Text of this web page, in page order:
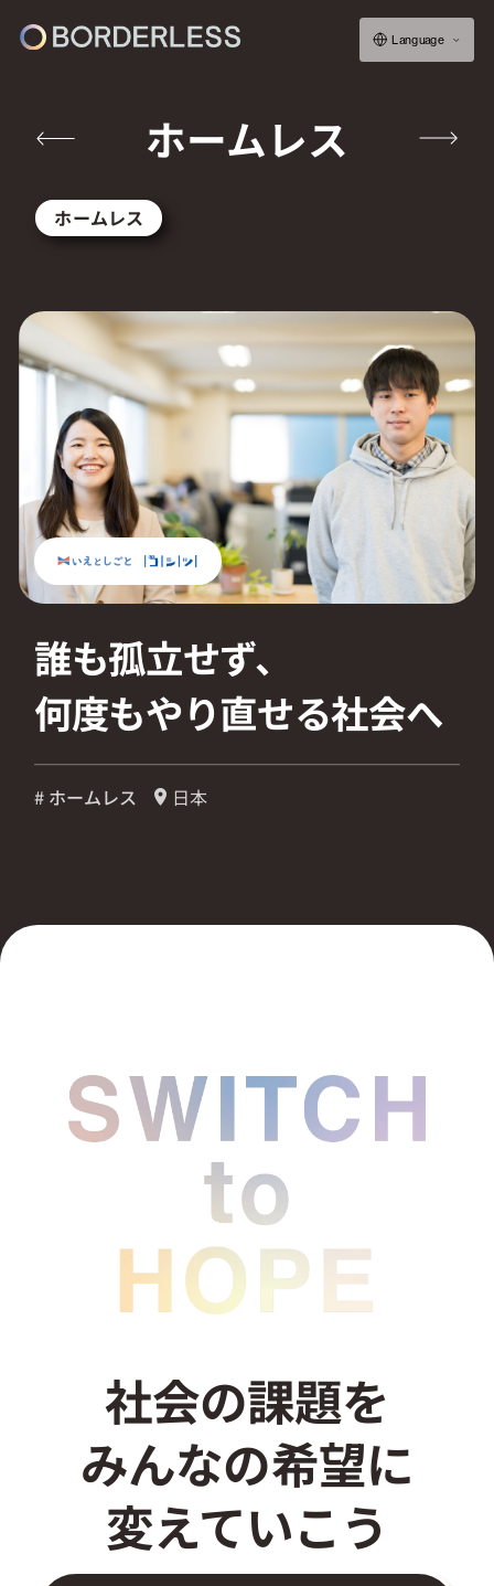
ソーシャルビジネス
フェロー紹介
採用情報
起業家になる
アライになる
サービスを利用する
プレスルーム
Language
ホームレス
ホームレス
誰も孤立せず、
何度もやり直せる社会へ
# ホームレス 日本
社会の課題を
みんなの希望に
変えていこう